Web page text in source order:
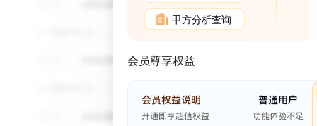
甲方分析查询
会员尊享权益